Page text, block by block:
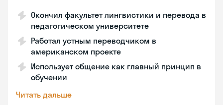
Окончил факультет лингвистики и перевода в
педагогическом университете
Работал устным переводчиком в
американском проекте
Использует общение как главный принцип в
обучении
Читать дальше